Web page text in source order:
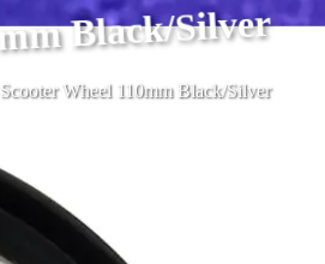
Black/Silver
Wheel 110mm Black/Silver